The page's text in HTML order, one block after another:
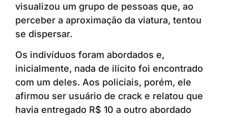
visualizou um grupo de pessoas que, ao
perceber a aproximação da viatura, tentou
se dispersar.
Os indivíduos foram abordados e,
inicialmente, nada de ilícito foi encontrado
com um deles. Aos policiais, porém, ele
afirmou ser usuário de crack e relatou que
havia entregado R$ 10 a outro abordado